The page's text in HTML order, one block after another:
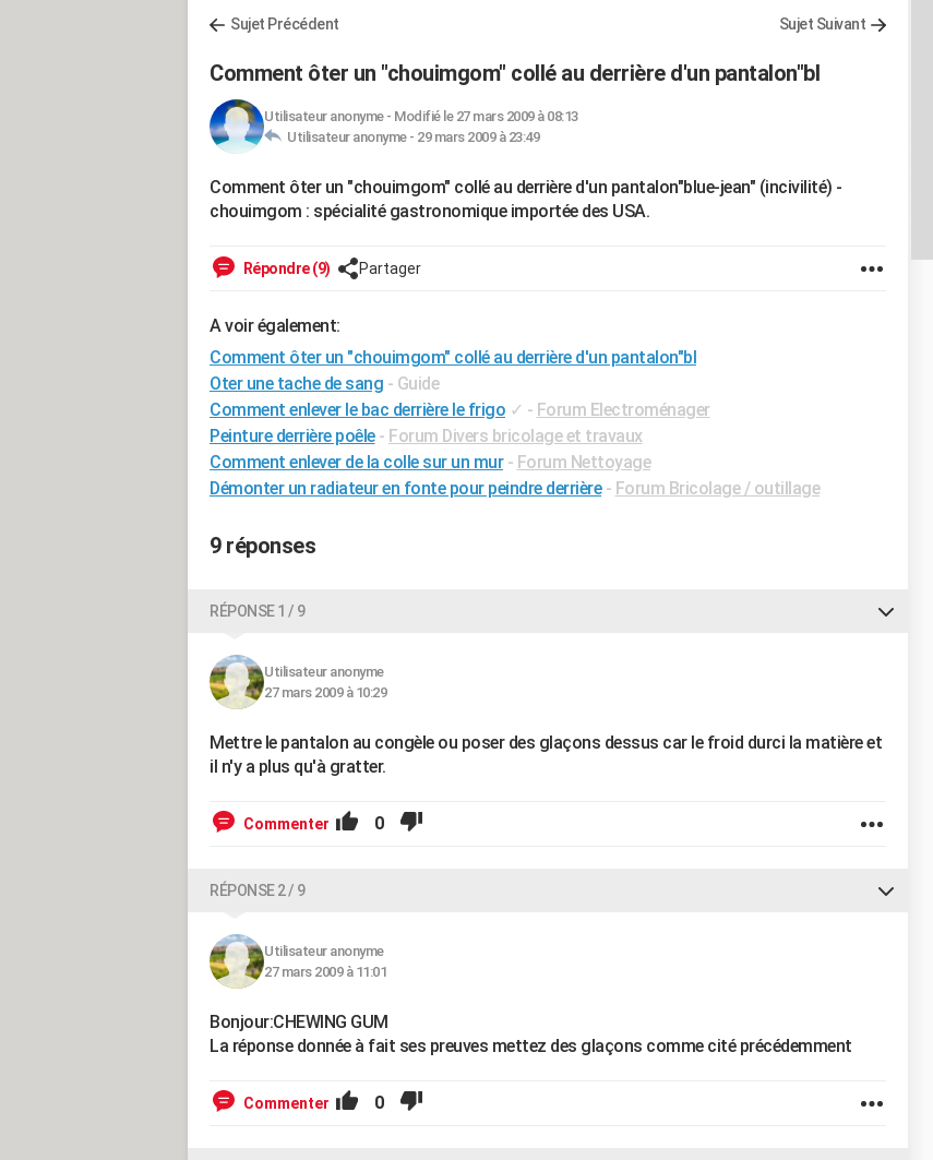
Sujet Précédent Sujet Suivant
Comment ôter un "chouimgom" collé au derrière d'un pantalon"bl
Utilisateur anonyme- Modifié le 27 mars 2009 à 08:13
Utilisateur anonyme - 29 mars 2009 à 23:49
Comment ôter un "chouimgom" collé au derrière d'un pantalon"blue-jean" (incivilité) -
chouimgom : spécialité gastronomique importée des USA.
Répondre (9) Partager
A voir également:
Comment ôter un "chouimgom" collé au derrière d'un pantalon"bl
Oter une tache de sang - Guide
Comment enlever le bac derrière le frigo ✓ - Forum Electroménager
Peinture derrière poêle - Forum Divers bricolage et travaux
Comment enlever de la colle sur un mur - Forum Nettoyage
Démonter un radiateur en fonte pour peindre derrière - Forum Bricolage / outillage
9 réponses
RÉPONSE 1 / 9
Utilisateur anonyme
27 mars 2009 à 10:29
Mettre le pantalon au congèle ou poser des glaçons dessus car le froid durci la matière et
il n'y a plus qu'à gratter.
Commenter 0
RÉPONSE 2 / 9
Utilisateur anonyme
27 mars 2009 à 11:01
Bonjour:CHEWING GUM
La réponse donnée à fait ses preuves mettez des glaçons comme cité précédemment
Commenter 0